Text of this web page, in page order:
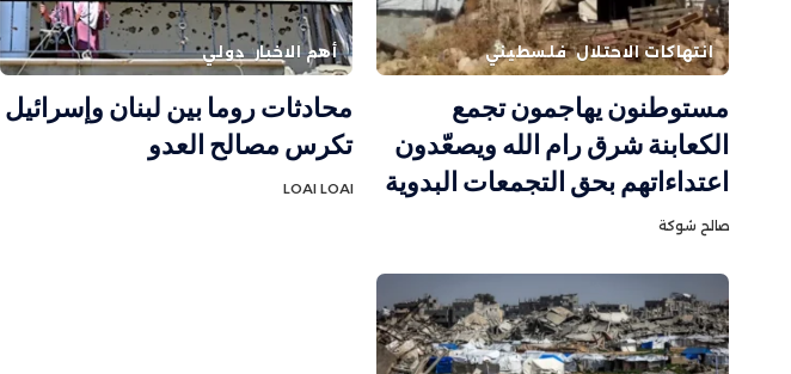
انتهاكات الاحتلال فلسطيني
مستوطنون يهاجمون تجمع
الكعابنة شرق رام الله ويصعّدون
اعتداءاتهم بحق التجمعات البدوية
صالح شوكة
أهم الاخبار دولي
محادثات روما بين لبنان وإسرائيل
تكرس مصالح العدو
LOAI LOAI